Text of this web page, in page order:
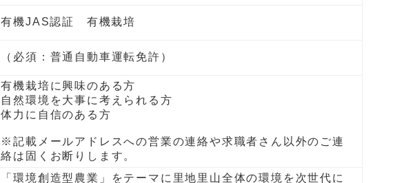
有機JAS認証 有機栽培
（必須：普通自動車運転免許）
有機栽培に興味のある方
自然環境を大事に考えられる方
体力に自信のある方
※記載メールアドレスへの営業の連絡や求職者さん以外のご連
絡は固くお断りします。
「環境創造型農業」をテーマに里地里山全体の環境を次世代に